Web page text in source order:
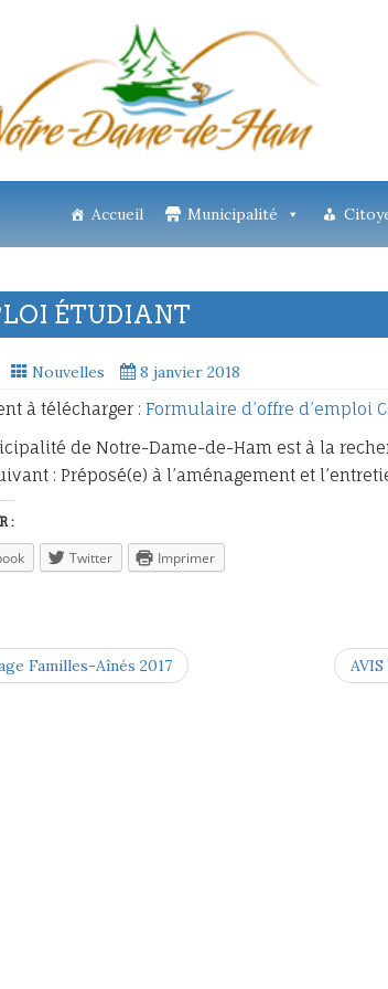
Accueil Municipalité
ÉTUDIANT
Nouvelles 8 janvier 2018
à télécharger : Formulaire d’offre d’emploi
de Notre-Dame-de-Ham est à la
: Préposé(e) à l’aménagement et
:
Twitter Imprimer
Familles-Aînés 2017